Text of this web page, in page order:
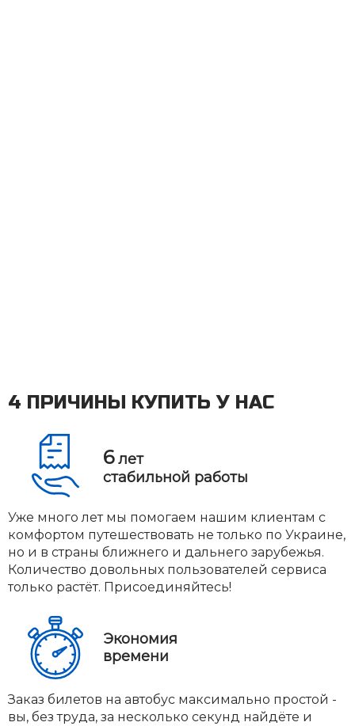
4 ПРИЧИНЫ КУПИТЬ У НАС
6лет
стабильной работы
Уже много лет мы помогаем нашим клиентам с
комфортом путешествовать не только по Украине,
но и в страны ближнего и дальнего зарубежья.
Количество довольных пользователей сервиса
только растёт. Присоединяйтесь!
Экономия
времени
Заказ билетов на автобус максимально простой -
вы, без труда, за несколько секунд найдёте и